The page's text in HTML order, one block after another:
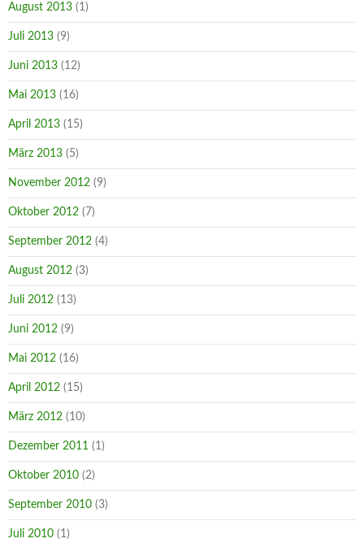
August 2013 (1)
Juli 2013 (9)
Juni 2013 (12)
Mai 2013 (16)
April 2013 (15)
März 2013 (5)
November 2012 (9)
Oktober 2012 (7)
September 2012 (4)
August 2012 (3)
Juli 2012 (13)
Juni 2012 (9)
Mai 2012 (16)
April 2012 (15)
März 2012 (10)
Dezember 2011 (1)
Oktober 2010 (2)
September 2010 (3)
Juli 2010 (1)